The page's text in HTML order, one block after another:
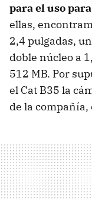
para el uso
ellas,
2,4 pulgadas,
doble núcleo a
512 MB. Por
el Cat B35 la
de la compañía,